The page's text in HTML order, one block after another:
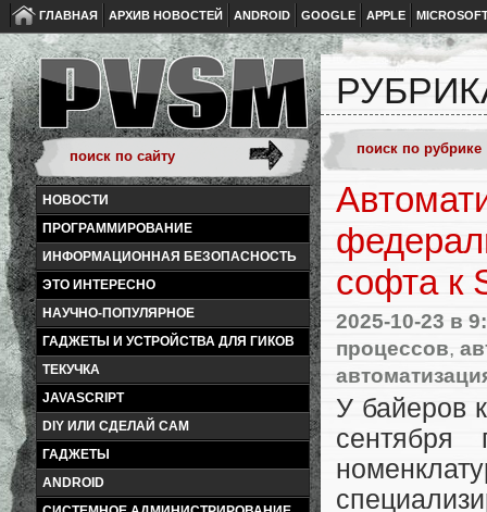
ГЛАВНАЯ АРХИВ НОВОСТЕЙ ANDROID GOOGLE APPLE
НОВОСТИ
ПРОГРАММИРОВАНИЕ
ИНФОРМАЦИОННАЯ БЕЗОПАСНОСТЬ
ЭТО ИНТЕРЕСНО
НАУЧНО-ПОПУЛЯРНОЕ
ГАДЖЕТЫ И УСТРОЙСТВА ДЛЯ ГИКОВ
ТЕКУЧКА
JAVASCRIPT
DIY ИЛИ СДЕЛАЙ САМ
ГАДЖЕТЫ
ANDROID
софта к
2025-10-23 в
процессов,
У байеров